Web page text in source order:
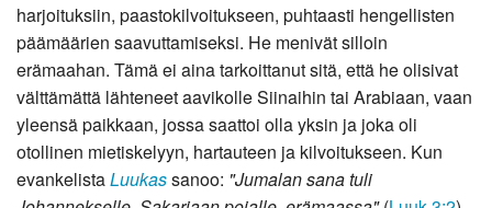
harjoituksiin, paastokilvoitukseen, puhtaasti hengellisten
päämäärien saavuttamiseksi. He menivät silloin
erämaahan. Tämä ei aina tarkoittanut sitä, että he olisivat
välttämättä lähteneet aavikolle Siinaihin tai Arabiaan, vaan
yleensä paikkaan, jossa saattoi olla yksin ja joka oli
otollinen mietiskelyyn, hartauteen ja kilvoitukseen. Kun
evankelistaLuukassanoo: "Jumalan sana tuli